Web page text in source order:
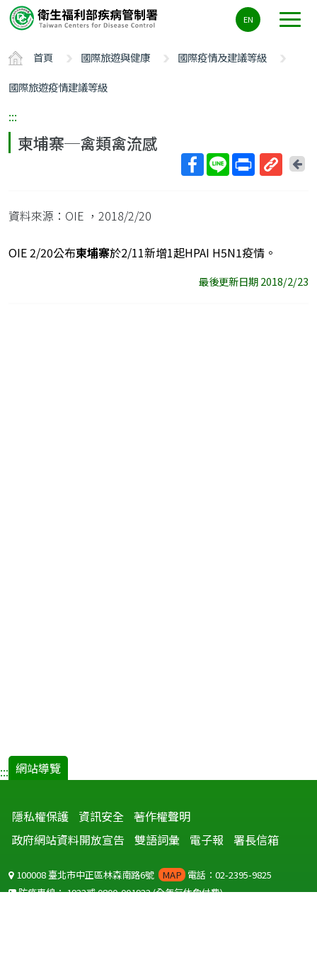
要
容
ALT+C
EN
首頁 國際旅遊與健康
國際疫情及建議等級
國際旅遊疫情建議等級
:::
柬埔寨─禽類禽流感
址
回
資料來源：OIE ，2018/2/20
OIE 2/20公布柬埔寨於2/11新增1起HPAI H5N1疫情。
最後更新日期 2018/2/23
::: 網站導覽
隱私權保護 資訊安全 著作權聲明
政府網站資料開放宣告
雙語詞彙 電子報 署長信箱
100008 臺北市中正區林森南路6號 MAP 電話：02-2395-9825
防疫專線：1922或0800-001922(全年無休免付費)